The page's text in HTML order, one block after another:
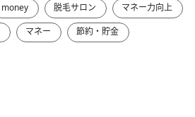
money 脱毛サロン
マネー力向上
マネー 節約・貯金